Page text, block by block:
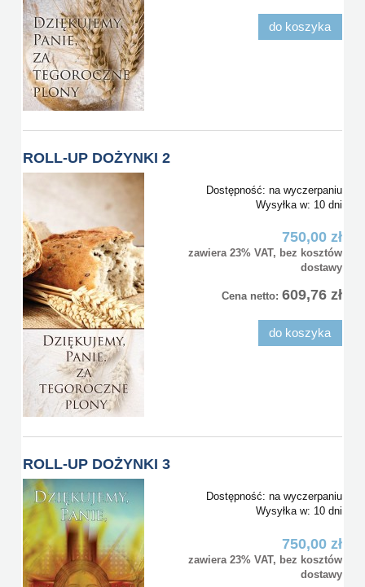
do koszyka
ROLL-UP DOŻYNKI 2
Dostępność: na wyczerpaniu
Wysyłka w: 10 dni
750,00 zł
zawiera 23% VAT, bez kosztów
dostawy
Cena netto: 609,76 zł
do koszyka
ROLL-UP DOŻYNKI 3
Dostępność: na wyczerpaniu
Wysyłka w: 10 dni
750,00 zł
zawiera 23% VAT, bez kosztów
dostawy